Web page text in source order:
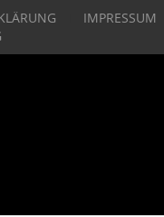
IMPRESSUM